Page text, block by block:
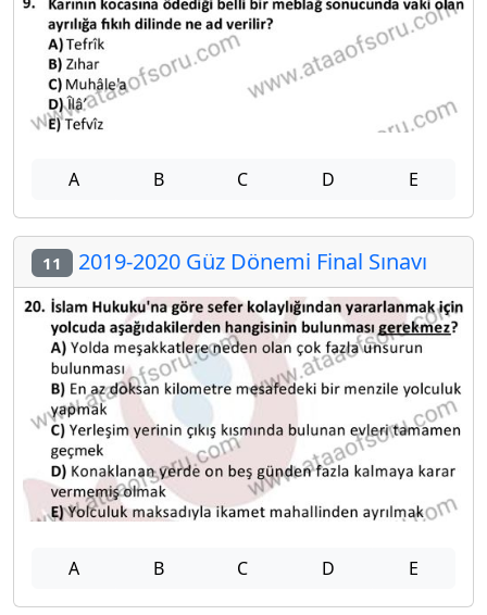
A B C D E
11 2019-2020 Güz Dönemi Final Sınavı
A B C D E